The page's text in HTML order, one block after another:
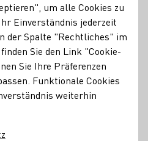
Weinanbaugebiet
Weinprinzessin Teil des
um alle Cookies zu
Einverständnis jederzeit
der Spalte "Rechtliches" im
Sie den Link "Cookie-
Sie Ihre Präferenzen
Funktionale Cookies
weiterhin